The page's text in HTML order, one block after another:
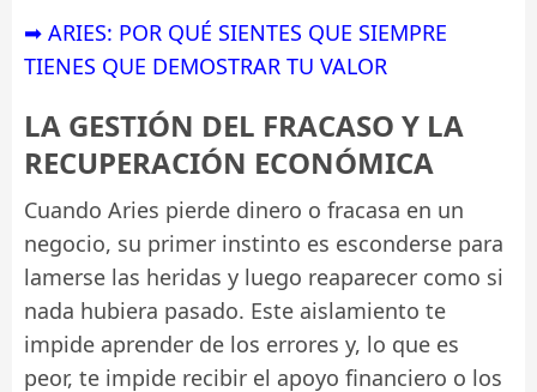
➡ ARIES: POR QUÉ SIENTES QUE SIEMPRE
TIENES QUE DEMOSTRAR TU VALOR
LA GESTIÓN DEL FRACASO Y LA
RECUPERACIÓN ECONÓMICA
Cuando Aries pierde dinero o fracasa en un
negocio, su primer instinto es esconderse para
lamerse las heridas y luego reaparecer como si
nada hubiera pasado. Este aislamiento te
impide aprender de los errores y, lo que es
peor, te impide recibir el apoyo financiero o los